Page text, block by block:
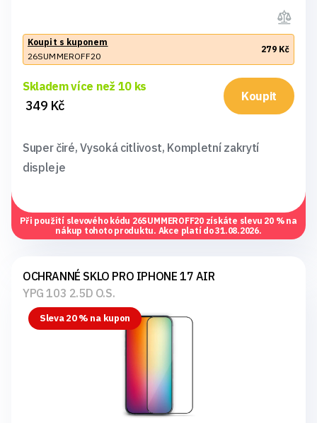
Koupit s kuponem
26SUMMEROFF20
279 Kč
Skladem více než 10 ks
349 Kč
Koupit
Super čiré, Vysoká citlivost, Kompletní zakrytí
displeje
Při použití slevového kódu 26SUMMEROFF20 získáte slevu 20 % na
nákup tohoto produktu. Akce platí do 31.08.2026.
OCHRANNÉ SKLO PRO IPHONE 17 AIR
YPG 103 2.5D O.S.
Sleva 20 % na kupon